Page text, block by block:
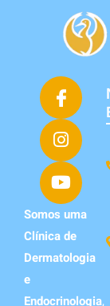
Somos uma
Clínica de
Dermatologia
e
Endocrinologia,